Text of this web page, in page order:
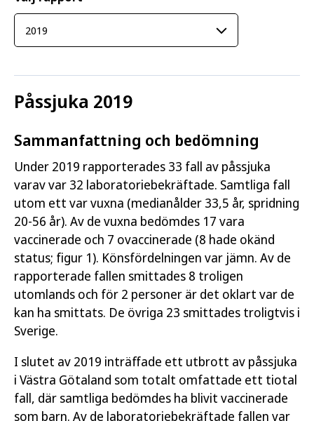
Påssjuka 2019
Sammanfattning och bedömning
Under 2019 rapporterades 33 fall av påssjuka
varav var 32 laboratoriebekräftade. Samtliga fall
utom ett var vuxna (medianålder 33,5 år, spridning
20-56 år). Av de vuxna bedömdes 17 vara
vaccinerade och 7 ovaccinerade (8 hade okänd
status; figur 1). Könsfördelningen var jämn. Av de
rapporterade fallen smittades 8 troligen
utomlands och för 2 personer är det oklart var de
kan ha smittats. De övriga 23 smittades troligtvis i
Sverige.
I slutet av 2019 inträffade ett utbrott av påssjuka
i Västra Götaland som totalt omfattade ett tiotal
fall, där samtliga bedömdes ha blivit vaccinerade
som barn. Av de laboratoriebekräftade fallen var